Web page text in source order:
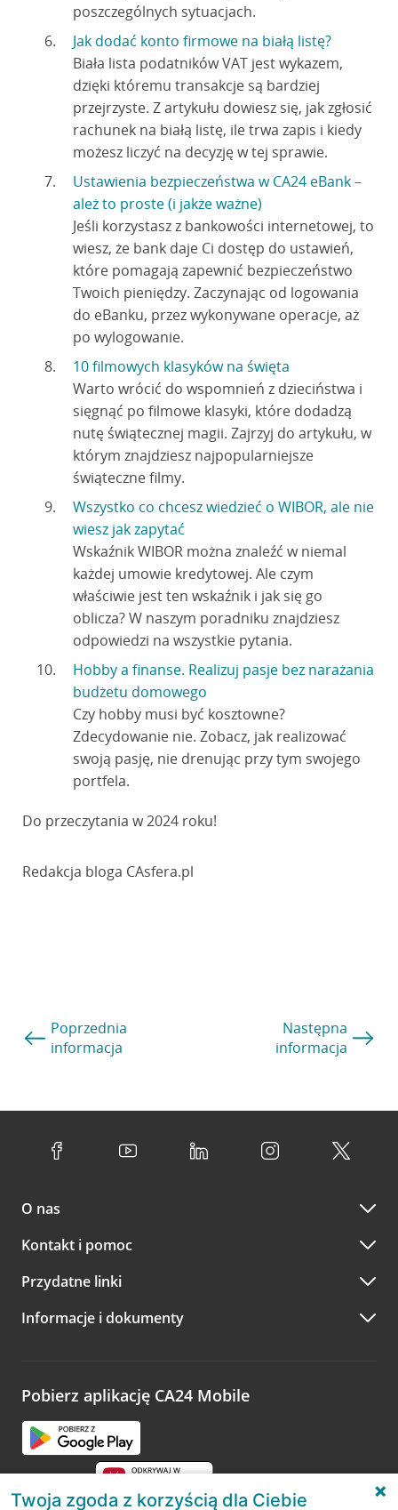
poszczególnych sytuacjach.
Jak dodać konto firmowe na białą listę?
Biała lista podatników VAT jest wykazem,
dzięki któremu transakcje są bardziej
przejrzyste. Z artykułu dowiesz się, jak zgłosić
rachunek na białą listę, ile trwa zapis i kiedy
możesz liczyć na decyzję w tej sprawie.
Ustawienia bezpieczeństwa w CA24 eBank –
ależ to proste (i jakże ważne)
Jeśli korzystasz z bankowości internetowej, to
wiesz, że bank daje Ci dostęp do ustawień,
które pomagają zapewnić bezpieczeństwo
Twoich pieniędzy. Zaczynając od logowania
do eBanku, przez wykonywane operacje, aż
po wylogowanie.
10 filmowych klasyków na święta
Warto wrócić do wspomnień z dzieciństwa i
sięgnąć po filmowe klasyki, które dodadzą
nutę świątecznej magii. Zajrzyj do artykułu, w
którym znajdziesz najpopularniejsze
świąteczne filmy.
Wszystko co chcesz wiedzieć o WIBOR, ale nie
wiesz jak zapytać
Wskaźnik WIBOR można znaleźć w niemal
każdej umowie kredytowej. Ale czym
właściwie jest ten wskaźnik i jak się go
oblicza? W naszym poradniku znajdziesz
odpowiedzi na wszystkie pytania.
Hobby a finanse. Realizuj pasje bez narażania
budżetu domowego
Czy hobby musi być kosztowne?
Zdecydowanie nie. Zobacz, jak realizować
swoją pasję, nie drenując przy tym swojego
portfela.
Do przeczytania w 2024 roku!
Redakcja bloga CAsfera.pl
Poprzednia
informacja
Następna
informacja
O nas
Kontakt i pomoc
Przydatne linki
Informacje i dokumenty
Pobierz aplikację CA24 Mobile
Twoja zgoda z korzyścią dla Ciebie